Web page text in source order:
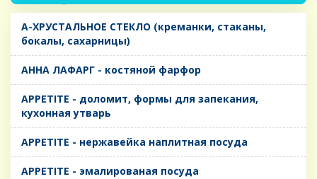
A-ХРУСТАЛЬНОЕ СТЕКЛО (креманки, стаканы,
бокалы, сахарницы)
AHHA ЛАФАРГ - костяной фарфор
APPETITE - доломит, формы для запекания,
кухонная утварь
APPETITE - нержавейка наплитная посуда
APPETITE - эмалированая посуда